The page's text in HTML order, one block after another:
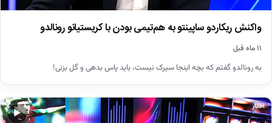
واکنش ریکاردو ساپینتو به هم‌تیمی بودن با کریستیانو رونالدو
۱۱ ماه قبل
به رونالدو گفتم که بچه اینجا سیرک نیست، باید پاس بدهی و گل بزنی!
▶
اخبار